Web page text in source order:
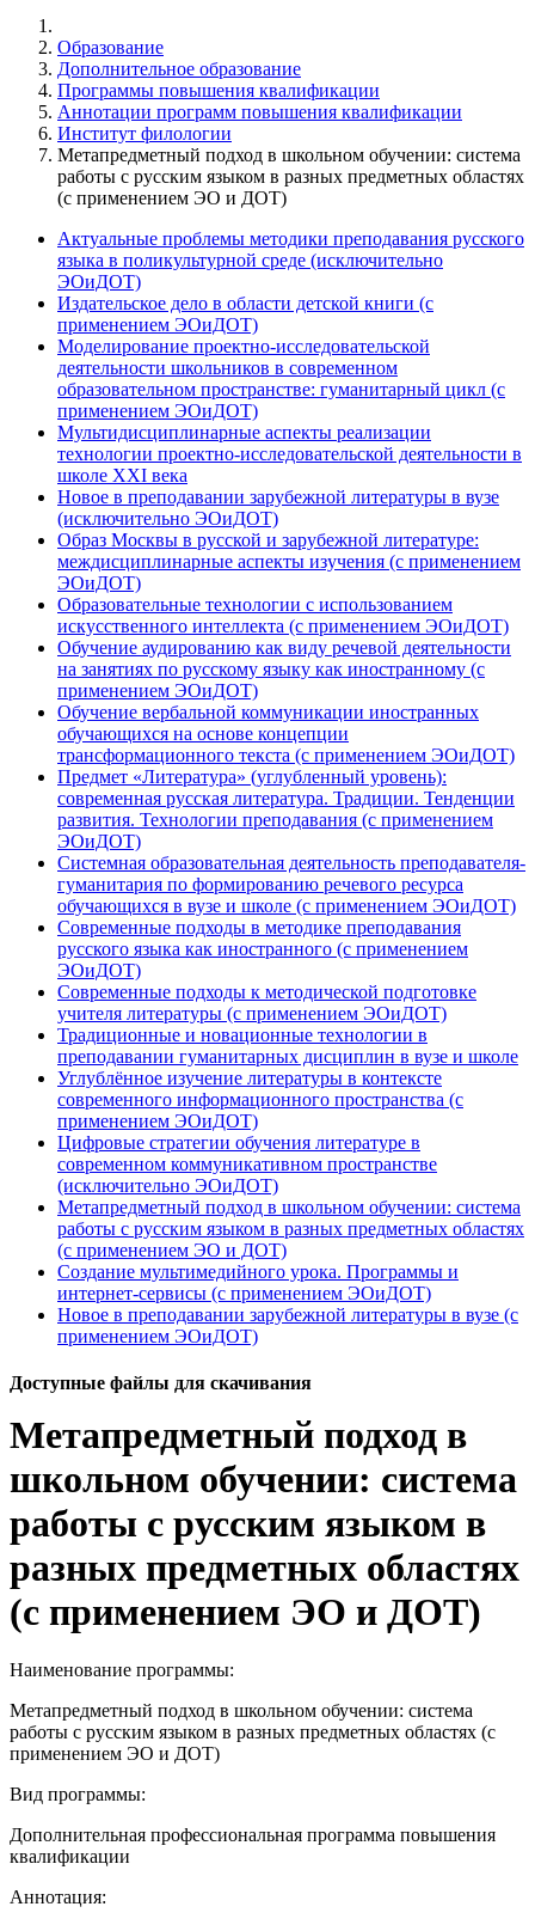
Образование
Дополнительное образование
Программы повышения квалификации
Аннотации программ повышения квалификации
Институт филологии
Метапредметный подход в школьном обучении: система
работы с русским языком в разных предметных областях
(с применением ЭО и ДОТ)
Актуальные проблемы методики преподавания русского
языка в поликультурной среде (исключительно
ЭОиДОТ)
Издательское дело в области детской книги (с
применением ЭОиДОТ)
Моделирование проектно-исследовательской
деятельности школьников в современном
образовательном пространстве: гуманитарный цикл (с
применением ЭОиДОТ)
Мультидисциплинарные аспекты реализации
технологии проектно-исследовательской деятельности в
школе XXI века
Новое в преподавании зарубежной литературы в вузе
(исключительно ЭОиДОТ)
Образ Москвы в русской и зарубежной литературе:
междисциплинарные аспекты изучения (с применением
ЭОиДОТ)
Образовательные технологии с использованием
искусственного интеллекта (с применением ЭОиДОТ)
Обучение аудированию как виду речевой деятельности
на занятиях по русскому языку как иностранному (с
применением ЭОиДОТ)
Обучение вербальной коммуникации иностранных
обучающихся на основе концепции
трансформационного текста (с применением ЭОиДОТ)
Предмет «Литература» (углубленный уровень):
современная русская литература. Традиции. Тенденции
развития. Технологии преподавания (с применением
ЭОиДОТ)
Системная образовательная деятельность преподавателя-
гуманитария по формированию речевого ресурса
обучающихся в вузе и школе (с применением ЭОиДОТ)
Современные подходы в методике преподавания
русского языка как иностранного (с применением
ЭОиДОТ)
Современные подходы к методической подготовке
учителя литературы (с применением ЭОиДОТ)
Традиционные и новационные технологии в
преподавании гуманитарных дисциплин в вузе и школе
Углублённое изучение литературы в контексте
современного информационного пространства (с
применением ЭОиДОТ)
Цифровые стратегии обучения литературе в
современном коммуникативном пространстве
(исключительно ЭОиДОТ)
Метапредметный подход в школьном обучении: система
работы с русским языком в разных предметных областях
(с применением ЭО и ДОТ)
Создание мультимедийного урока. Программы и
интернет-сервисы (с применением ЭОиДОТ)
Новое в преподавании зарубежной литературы в вузе (с
применением ЭОиДОТ)
Доступные файлы для скачивания
Метапредметный подход в
школьном обучении: система
работы с русским языком в
разных предметных областях
(с применением ЭО и ДОТ)
Наименование программы:
Метапредметный подход в школьном обучении: система
работы с русским языком в разных предметных областях (с
применением ЭО и ДОТ)
Вид программы:
Дополнительная профессиональная программа повышения
квалификации
Аннотация: